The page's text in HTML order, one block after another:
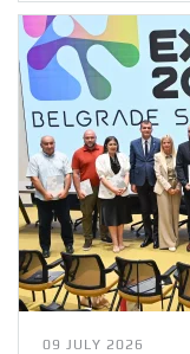
09 JULY 2026